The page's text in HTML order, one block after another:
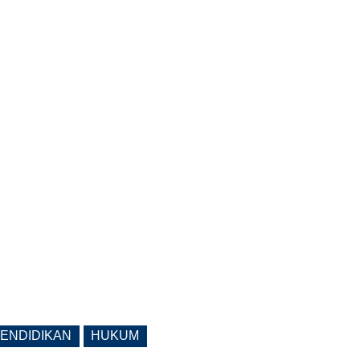
HUKUM